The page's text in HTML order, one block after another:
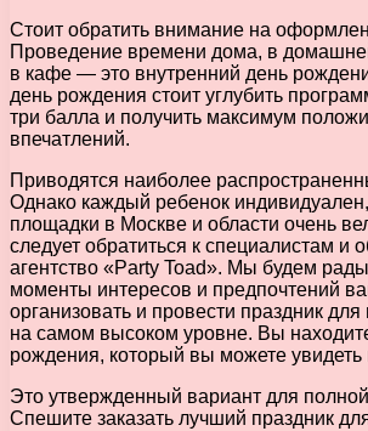
Стоит обратить внимание на
Проведение времени дома, в
в кафе — это внутренний день
день рождения стоит углубить
три балла и получить максимум
впечатлений.
Приводятся наиболее
Однако каждый ребенок
площадки в Москве и области очень
следует обратиться к специалистам и
агентство «Party Toad». Мы будем
моменты интересов и предпочтений
организовать и провести праздник
на самом высоком уровне. Вы
рождения, который вы можете увидеть
Это утвержденный вариант для
Спешите заказать лучший праздник